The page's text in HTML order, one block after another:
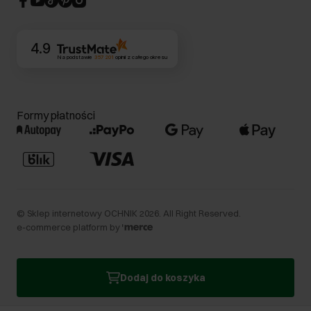
Dodaj do koszyka
4.9
Na podstawie 357 201 opinii z całego okresu
Formy płatności
© Sklep internetowy OCHNIK 2026 . All Right Reserved.
e-commerce platform by